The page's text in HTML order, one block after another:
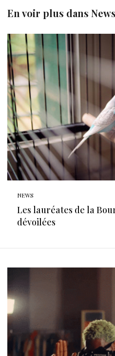
En voir plus dans News
NEWS
Les lauréates de la
dévoilées